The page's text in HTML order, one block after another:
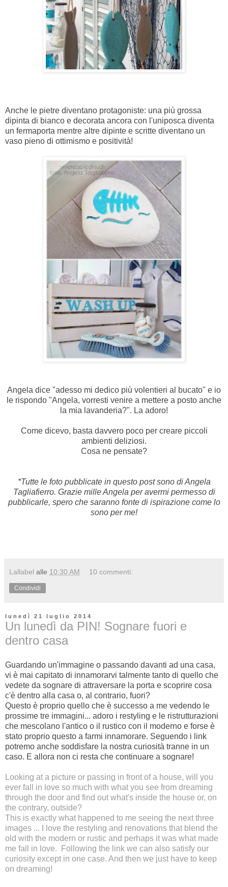
Anche le pietre diventano protagoniste: una più grossa
dipinta di bianco e decorata ancora con l'uniposca diventa
un fermaporta mentre altre dipinte e scritte diventano un
vaso pieno di ottimismo e positività!
Angela dice "adesso mi dedico più volentieri al bucato" e io
le rispondo "Angela, vorresti venire a mettere a posto anche
la mia lavanderia?". La adoro!
Come dicevo, basta davvero poco per creare piccoli
ambienti deliziosi.
Cosa ne pensate?
*Tutte le foto pubblicate in questo post sono di Angela
Tagliafierro. Grazie mille Angela per avermi permesso di
pubblicarle, spero che saranno fonte di ispirazione come lo
sono per me!
Lallabel alle 10:30 AM 10 commenti:
Condividi
lunedì 21 luglio 2014
Un lunedì da PIN! Sognare fuori e
dentro casa
Guardando un'immagine o passando davanti ad una casa,
vi è mai capitato di innamorarvi talmente tanto di quello che
vedete da sognare di attraversare la porta e scoprire cosa
c'è dentro alla casa o, al contrario, fuori?
Questo è proprio quello che è successo a me vedendo le
prossime tre immagini... adoro i restyling e le ristrutturazioni
che mescolano l'antico o il rustico con il moderno e forse è
stato proprio questo a farmi innamorare. Seguendo i link
potremo anche soddisfare la nostra curiosità tranne in un
caso. E allora non ci resta che continuare a sognare!
Looking at a picture or passing in front of a house, will you
ever fall in love so much with what you see from dreaming
through the door and find out what's inside the house or, on
the contrary, outside?
This is exactly what happened to me seeing the next three
images ... I love the restyling and renovations that blend the
old with the modern or rustic and perhaps it was what made
me fall in love.
Following the link we can also satisfy our
curiosity except in one case. And then we just have to keep
on dreaming!